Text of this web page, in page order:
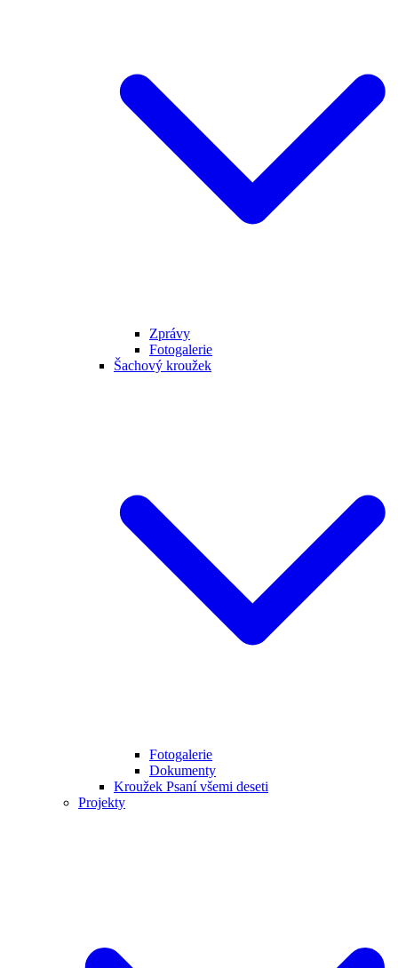
Zprávy
Fotogalerie
Šachový kroužek
Fotogalerie
Dokumenty
Kroužek Psaní všemi deseti
Projekty